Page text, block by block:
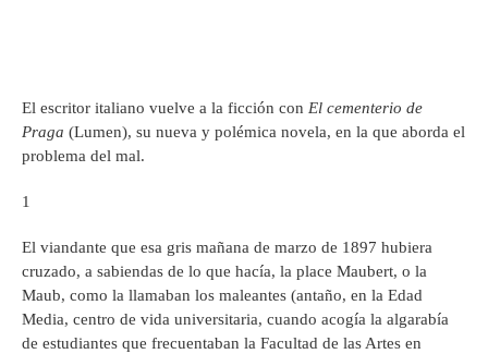
El escritor italiano vuelve a la ficción con El cementerio de
Praga (Lumen), su nueva y polémica novela, en la que aborda el
problema del mal.
1
El viandante que esa gris mañana de marzo de 1897 hubiera
cruzado, a sabiendas de lo que hacía, la place Maubert, o la
Maub, como la llamaban los maleantes (antaño, en la Edad
Media, centro de vida universitaria, cuando acogía la algarabía
de estudiantes que frecuentaban la Facultad de las Artes en